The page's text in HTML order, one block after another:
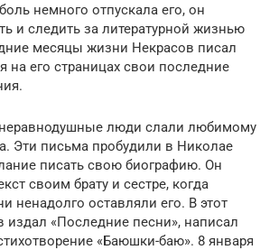
немного отпускала его, он
и следить за литературной жизнью
месяцы жизни Некрасов писал
на его страницах свои последние
люди слали любимому
Эти письма пробудили в Николае
писать свою биографию. Он
своим брату и сестре, когда
ненадолго оставляли его. В этот
издал «Последние песни», написал
«Баюшки-баю». 8 января